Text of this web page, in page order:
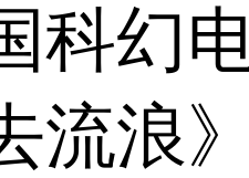
幻电
流浪